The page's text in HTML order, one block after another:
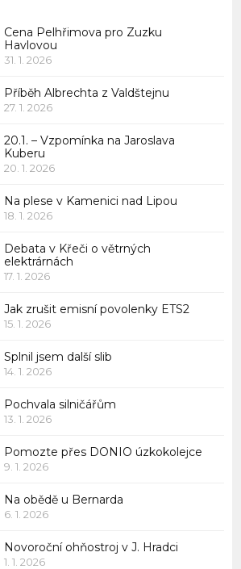
Cena Pelhřimova pro Zuzku
Havlovou
31. 1. 2026
Příběh Albrechta z Valdštejnu
27. 1. 2026
20.1. – Vzpomínka na Jaroslava
Kuberu
20. 1. 2026
Na plese v Kamenici nad Lipou
18. 1. 2026
Debata v Křeči o větrných
elektrárnách
17. 1. 2026
Jak zrušit emisní povolenky ETS2
15. 1. 2026
Splnil jsem další slib
14. 1. 2026
Pochvala silničářům
13. 1. 2026
Pomozte přes DONIO úzkokolejce
9. 1. 2026
Na obědě u Bernarda
6. 1. 2026
Novoroční ohňostroj v J. Hradci
1. 1. 2026